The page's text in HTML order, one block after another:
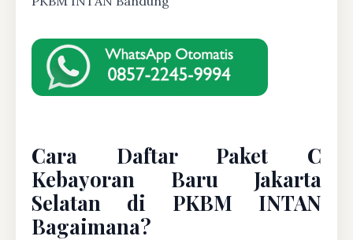
Cara Daftar Paket C
Kebayoran Baru Jakarta
Selatan di PKBM INTAN
Bagaimana?